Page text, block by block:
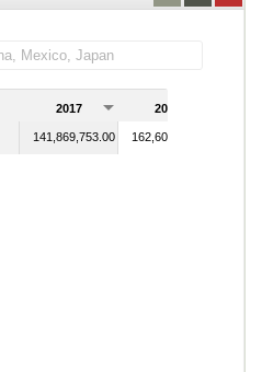
2017 2018
141,869,753.00 162,605,321.00